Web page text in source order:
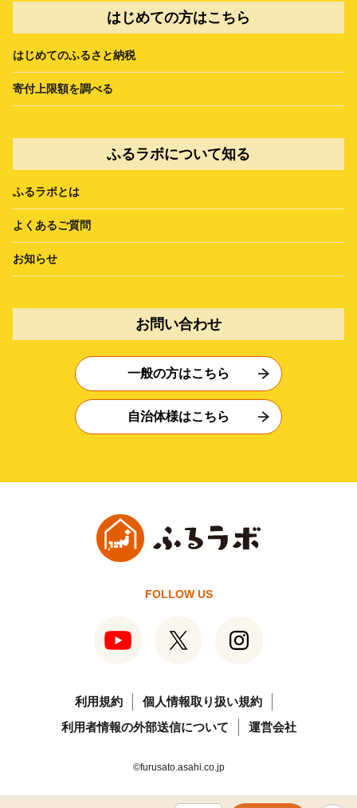
はじめての方はこちら
はじめてのふるさと納税
寄付上限額を調べる
ふるラボについて知る
ふるラボとは
よくあるご質問
お知らせ
お問い合わせ
一般の方はこちら
自治体様はこちら
FOLLOW US
利用規約
個人情報取り扱い規約
利用者情報の外部送信について
運営会社
©furusato.asahi.co.jp